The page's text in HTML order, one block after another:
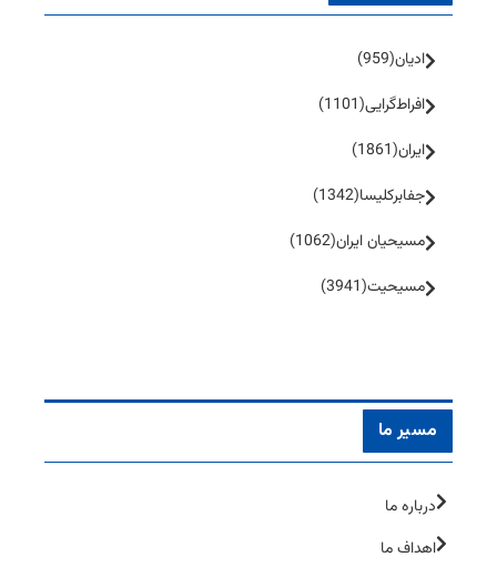
ادیان(959)
افراط‌گرایی(1101)
ایران(1861)
جفا‌بر‌کلیسا(1342)
مسیحیان ایران(1062)
مسیحیت(3941)
مسیر ما
درباره ما
اهداف ما